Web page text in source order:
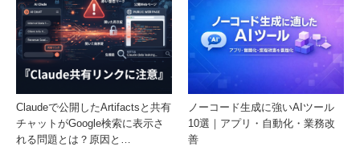
Claudeで公開したArtifactsと共有
チャットがGoogle検索に表示さ
れる問題とは？原因と…
ノーコード生成に強いAIツール
10選｜アプリ・自動化・業務改
善